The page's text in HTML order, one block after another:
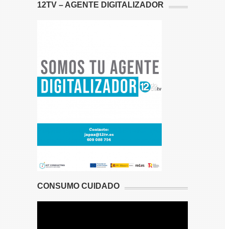
12TV – AGENTE DIGITALIZADOR
CONSUMO CUIDADO